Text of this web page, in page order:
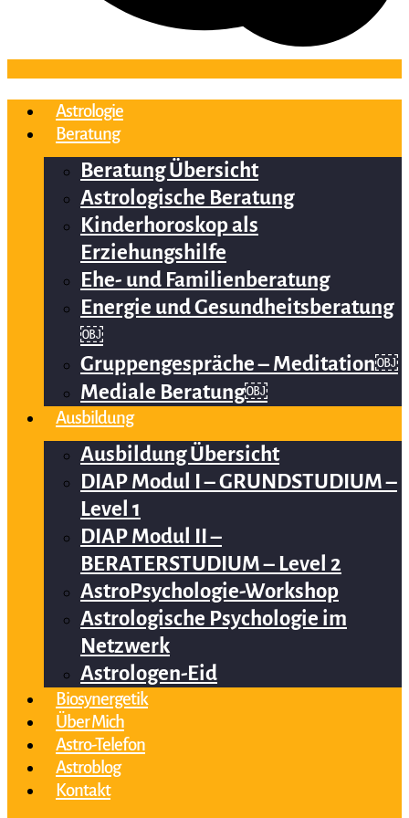
Astrologie
Beratung
Beratung Übersicht
Astrologische Beratung
Kinderhoroskop als
Erziehungshilfe
Ehe- und Familienberatung
Energie und Gesundheitsberatung
￼
Gruppengespräche – Meditation￼
Mediale Beratung￼
Ausbildung
Ausbildung Übersicht
DIAP Modul I – GRUNDSTUDIUM –
Level 1
DIAP Modul II –
BERATERSTUDIUM – Level 2
AstroPsychologie-Workshop
Astrologische Psychologie im
Netzwerk
Astrologen-Eid
Biosynergetik
Über Mich
Astro-Telefon
Astroblog
Kontakt